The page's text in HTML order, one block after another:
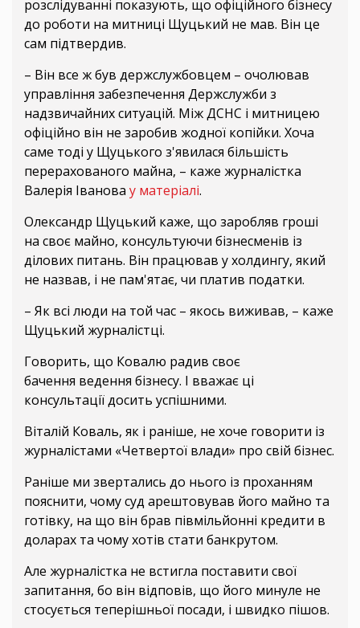
розслідуванні показують, що офіційного бізнесу
до роботи на митниці Щуцький не мав. Він це
сам підтвердив.
– Він все ж був держслужбовцем – очолював
управління забезпечення Держслужби з
надзвичайних ситуацій. Між ДСНС і митницею
офіційно він не заробив жодної копійки. Хоча
саме тоді у Щуцького з'явилася більшість
перерахованого майна, – каже журналістка
Валерія Іванова у матеріалі.
Олександр Щуцький каже, що заробляв гроші
на своє майно, консультуючи бізнесменів із
ділових питань. Він працював у холдингу, який
не назвав, і не пам'ятає, чи платив податки.
– Як всі люди на той час – якось виживав, – каже
Щуцький журналістці.
Говорить, що Ковалю радив своє
бачення ведення бізнесу. І вважає ці
консультації досить успішними.
Віталій Коваль, як і раніше, не хоче говорити із
журналістами «Четвертої влади» про свій бізнес.
Раніше ми звертались до нього із проханням
пояснити, чому суд арештовував його майно та
готівку, на що він брав півмільйонні кредити в
доларах та чому хотів стати банкрутом.
Але журналістка не встигла поставити свої
запитання, бо він відповів, що його минуле не
стосується теперішньої посади, і швидко пішов.